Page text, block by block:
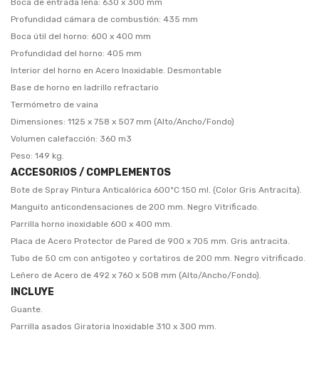
Boca de entrada leña: 630 x 300 mm
Profundidad cámara de combustión: 435 mm
Boca útil del horno: 600 x 400 mm
Profundidad del horno: 405 mm
Interior del horno en Acero Inoxidable. Desmontable
Base de horno en ladrillo refractario
Termómetro de vaina
Dimensiones: 1125 x 758 x 507 mm (Alto/Ancho/Fondo)
Volumen calefacción: 360 m3
Peso: 149 kg.
ACCESORIOS / COMPLEMENTOS
Bote de Spray Pintura Anticalórica 600ºC 150 ml. (Color Gris Antracita).
Manguito anticondensaciones de 200 mm. Negro Vitrificado.
Parrilla horno inoxidable 600 x 400 mm.
Placa de Acero Protector de Pared de 900 x 705 mm. Gris antracita.
Tubo de 50 cm con antigoteo y cortatiros de 200 mm. Negro vitrificado.
Leñero de Acero de 492 x 760 x 508 mm (Alto/Ancho/Fondo).
INCLUYE
Guante.
Parrilla asados Giratoria Inoxidable 310 x 300 mm.